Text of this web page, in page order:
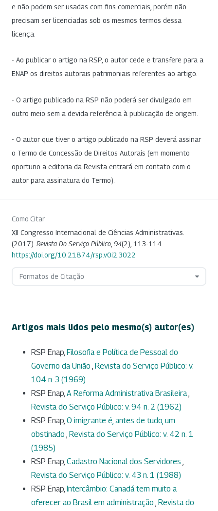
e não podem ser usadas com fins comerciais, porém não
precisam ser licenciadas sob os mesmos termos dessa
licença.
- Ao publicar o artigo na RSP, o autor cede e transfere para a
ENAP os direitos autorais patrimoniais referentes ao artigo.
- O artigo publicado na RSP não poderá ser divulgado em
outro meio sem a devida referência à publicação de origem.
- O autor que tiver o artigo publicado na RSP deverá assinar
o Termo de Concessão de Direitos Autorais (em momento
oportuno a editoria da Revista entrará em contato com o
autor para assinatura do Termo).
Como Citar
XII Congresso Internacional de Ciências Administrativas.
(2017). Revista Do Serviço Público 94(2), 113-114.
https://doi.org/10.21874/rsp.v0i2.3022
Formatos de Citação
Artigos mais lidos pelo mesmo(s) autor(es)
RSP Enap, Filosofia e Política de Pessoal do
Governo da União , Revista do Serviço Público: v.
104 n. 3 (1969)
RSP Enap, A Reforma Administrativa Brasileira,
Revista do Serviço Público: v. 94 n. 2 (1962)
RSP Enap, O imigrante é, antes de tudo, um
obstinado , Revista do Serviço Público: v. 42 n. 1
(1985)
RSP Enap, Cadastro Nacional dos Servidores ,
Revista do Serviço Público: v. 43 n. 1 (1988)
RSP Enap, Intercâmbio: Canadá tem muito a
oferecer ao Brasil em administração , Revista do